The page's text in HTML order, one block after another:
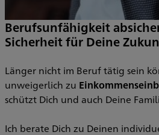
Berufsunfähigkeit
Sicherheit für Deine
Länger nicht im Beruf tätig sein
unweigerlich zu
schützt Dich und auch Deine
Ich berate Dich zu Deinen